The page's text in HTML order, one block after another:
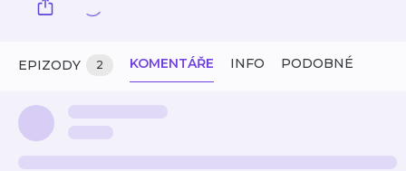
EPIZODY 2 KOMENTÁŘE INFO PODOBNÉ